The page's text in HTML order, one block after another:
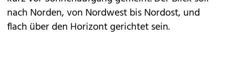
nach Norden, von Nordwest bis Nordost, und
flach über den Horizont gerichtet sein.